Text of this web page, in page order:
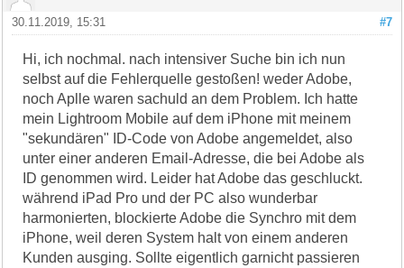
#7
30.11.2019, 15:31
Hi, ich nochmal. nach intensiver Suche bin ich nun
selbst auf die Fehlerquelle gestoßen! weder Adobe,
noch Aplle waren sachuld an dem Problem. Ich hatte
mein Lightroom Mobile auf dem iPhone mit meinem
"sekundären" ID-Code von Adobe angemeldet, also
unter einer anderen Email-Adresse, die bei Adobe als
ID genommen wird. Leider hat Adobe das geschluckt.
während iPad Pro und der PC also wunderbar
harmonierten, blockierte Adobe die Synchro mit dem
iPhone, weil deren System halt von einem anderen
Kunden ausging. Sollte eigentlich garnicht passieren